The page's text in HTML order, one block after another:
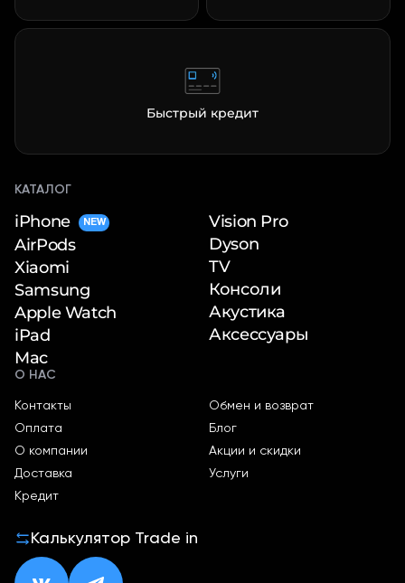
Быстрый кредит
КАТАЛОГ
iPhone NEW
AirPods
Xiaomi
Samsung
Apple Watch
iPad
Mac
Vision Pro
Dyson
TV
Консоли
Акустика
Аксессуары
О НАС
Контакты
Оплата
О компании
Доставка
Кредит
Обмен и возврат
Блог
Акции и скидки
Услуги
Калькулятор Trade in